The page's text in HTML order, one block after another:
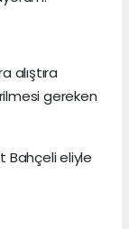
alıştıra
gereken
Bahçeli eliyle